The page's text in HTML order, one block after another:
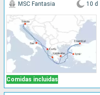
Comidas incluidas
MSC Fantasia 10 d